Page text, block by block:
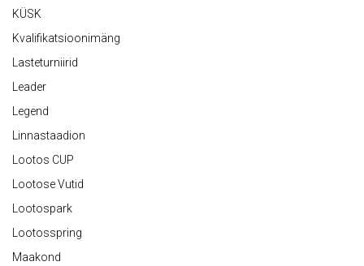
KÜSK
Kvalifikatsioonimäng
Lasteturniirid
Leader
Legend
Linnastaadion
Lootos CUP
Lootose Vutid
Lootospark
Lootosspring
Maakond